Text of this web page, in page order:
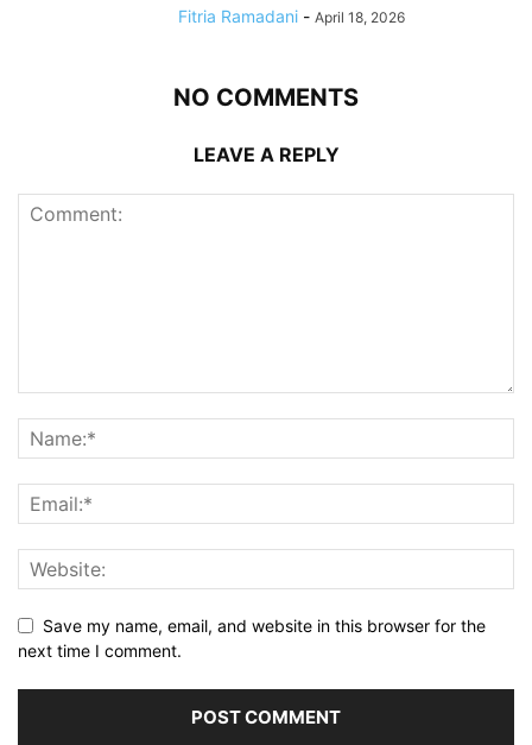
Fitria Ramadani - April 18, 2026
NO COMMENTS
LEAVE A REPLY
Save my name, email, and website in this browser for the
next time I comment.